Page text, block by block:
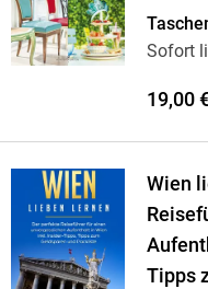
Sofort
19,00
Wien
Tipps